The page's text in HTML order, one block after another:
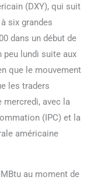
(DXY), qui suit
six grandes
dans un début de
peu lundi suite aux
que le mouvement
les traders
mercredi, avec la
(IPC) et la
américaine
au moment de